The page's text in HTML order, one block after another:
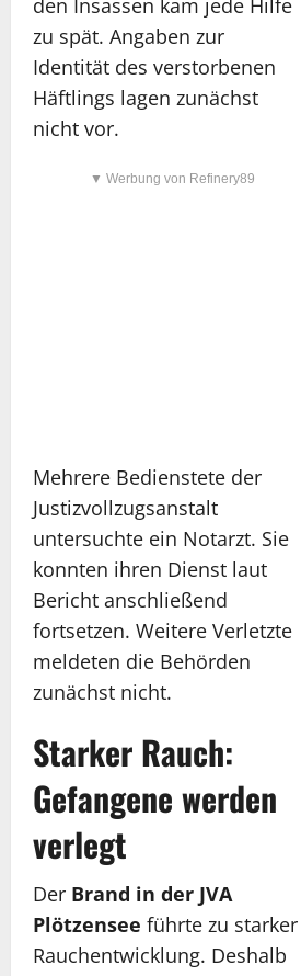
den Insassen kam jede Hilfe
zu spät. Angaben zur
Identität des verstorbenen
Häftlings lagen zunächst
nicht vor.
▼ Werbung von Refinery89
Mehrere Bedienstete der
Justizvollzugsanstalt
untersuchte ein Notarzt. Sie
konnten ihren Dienst laut
Bericht anschließend
fortsetzen. Weitere Verletzte
meldeten die Behörden
zunächst nicht.
Starker Rauch:
Gefangene werden
verlegt
Der Brand in der JVA
Plötzensee führte zu starker
Rauchentwicklung. Deshalb